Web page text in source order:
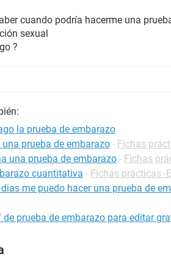
cuando podría hacerme una
sexual
?
la prueba de embarazo
una prueba de embarazo - Fichas
una prueba de embarazo - Fichas
cuantitativa - Fichas prácticas -
me puedo hacer una prueba de
de prueba de embarazo para editar